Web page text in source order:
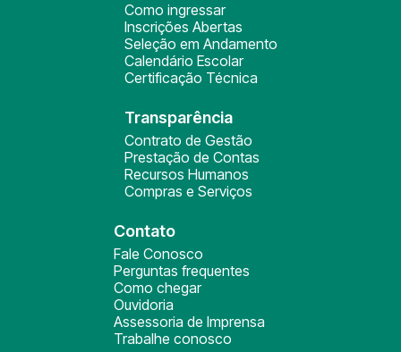
Como ingressar
Inscrições Abertas
Seleção em Andamento
Calendário Escolar
Certificação Técnica
Transparência
Contrato de Gestão
Prestação de Contas
Recursos Humanos
Compras e Serviços
Contato
Fale Conosco
Perguntas frequentes
Como chegar
Ouvidoria
Assessoria de Imprensa
Trabalhe conosco